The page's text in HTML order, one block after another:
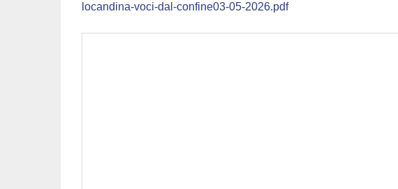
locandina-voci-dal-confine03-05-2026.pdf